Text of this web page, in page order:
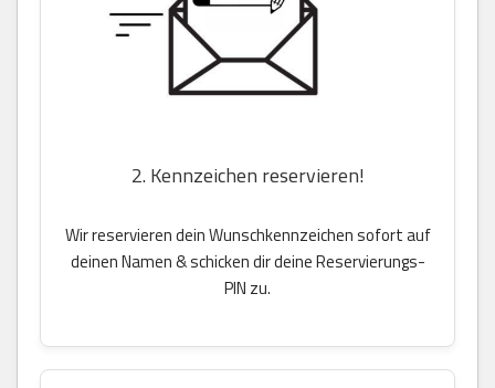
2. Kennzeichen reservieren!
Wir reservieren dein Wunschkennzeichen sofort auf
deinen Namen & schicken dir deine Reservierungs-
PIN zu.